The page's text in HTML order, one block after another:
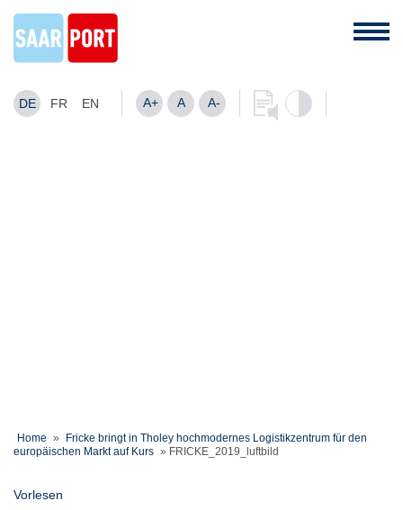
DE FR EN A+ A A-
Home »
Fricke bringt in Tholey hochmodernes Logistikzentrum für den
europäischen Markt auf Kurs » FRICKE_2019_luftbild
Vorlesen